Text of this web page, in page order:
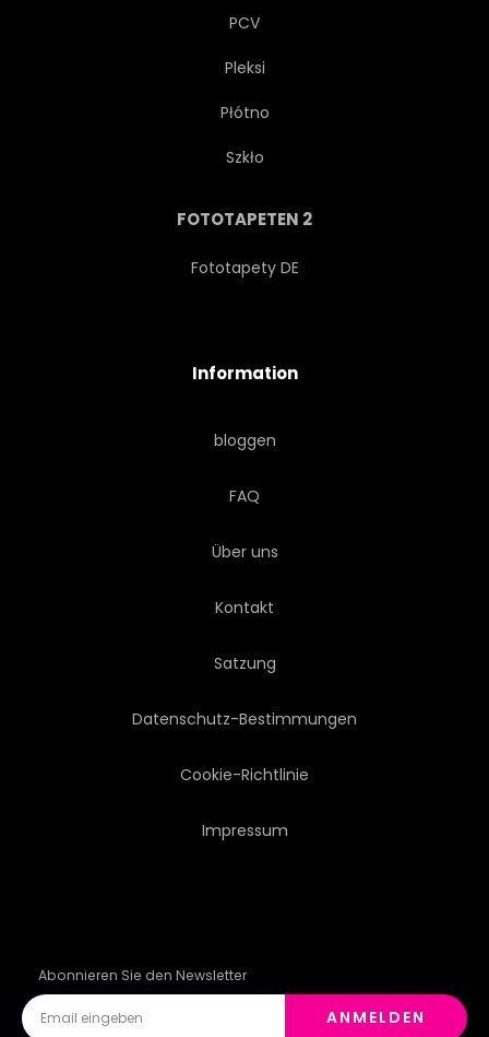
PCV
Pleksi
Płótno
Szkło
FOTOTAPETEN 2
Fototapety DE
Information
bloggen
FAQ
Über uns
Kontakt
Satzung
Datenschutz-Bestimmungen
Cookie-Richtlinie
Impressum
Abonnieren Sie den Newsletter
ANMELDEN